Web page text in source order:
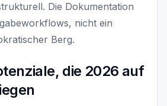
Die Dokumentation
nicht ein
Berg.
die 2026 auf